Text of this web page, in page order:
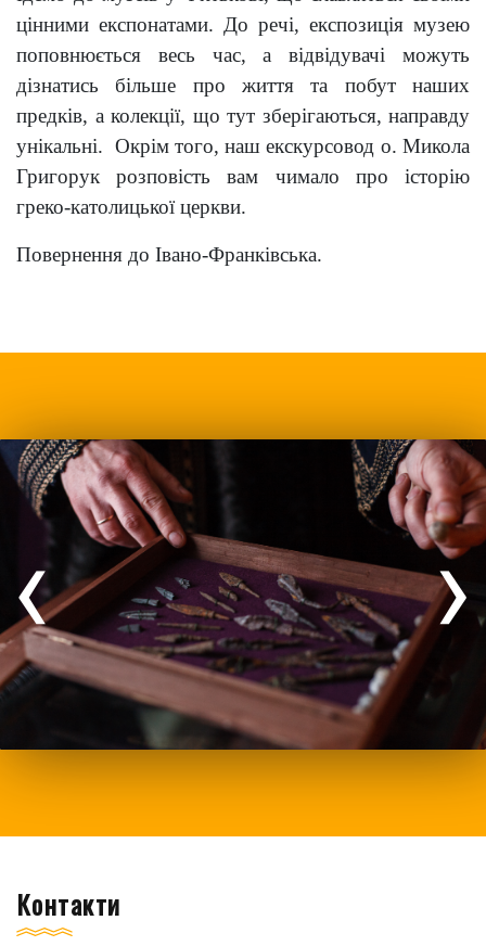
цінними експонатами. До речі, експозиція музею
поповнюється весь час, а відвідувачі можуть
дізнатись більше про життя та побут наших
предків, а колекції, що тут зберігаються, направду
унікальні. Окрім того, наш екскурсовод о. Микола
Григорук розповість вам чимало про історію
греко-католицької церкви.
Повернення до Івано-Франківська.
‹ ›
Контакти